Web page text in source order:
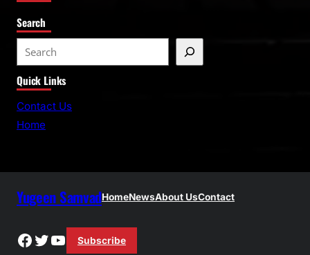
Search
e
a
r
Quick Links
Contact Us
Home
Yugeen SamvadHomeNewsAbout UsContact
Facebook
Twitter
YouTube
Subscribe